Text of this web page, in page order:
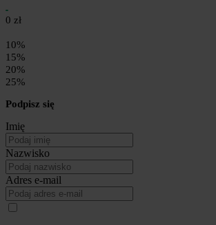
0 zł
10%
15%
20%
25%
Podpisz się
Imię
Nazwisko
Adres e-mail